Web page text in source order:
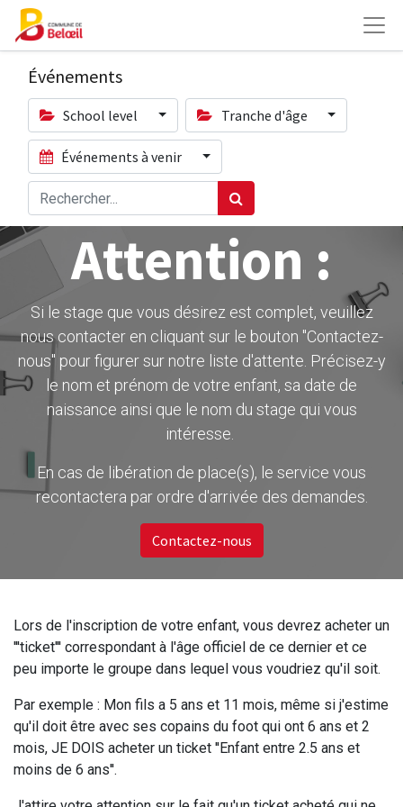
Événements
School level Tranche d'âge
Événements à venir
Attention :
Si le stage que vous désirez est complet, veuillez
nous contacter en cliquant sur le bouton ''Contactez-
nous" pour figurer sur notre liste d'attente. Précisez-y
le nom et prénom de votre enfant, sa date de
naissance ainsi que le nom du stage qui vous
intéresse.
En cas de libération de place(s), le service vous
recontactera par ordre d'arrivée des demandes.
Contactez-nous
Lors de l'inscription de votre enfant, vous devrez acheter un
'''ticket''' correspondant à l'âge officiel de ce dernier et ce
peu importe le groupe dans lequel vous voudriez qu'il soit.
Par exemple : Mon fils a 5 ans et 11 mois, même si j'estime
qu'il doit être avec ses copains du foot qui ont 6 ans et 2
mois, JE DOIS acheter un ticket ''Enfant entre 2.5 ans et
moins de 6 ans''.